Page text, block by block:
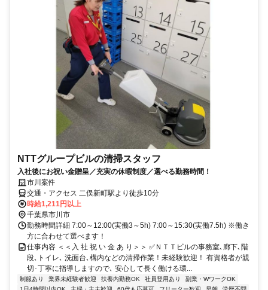
NTTグループビルの清掃スタッフ
入社後にお祝い金贈呈／充実の休暇制度／選べる勤務時間！
市川案件
交通・アクセス 二俣新町駅より徒歩10分
時給1,211円以上
千葉県市川市
勤務時間詳細 7:00～12:00(実働3～5h) 7:00～15:30(実働7.5h) ※働き
方に合わせて選べます！
仕事内容 ＜＜入 社 祝 い 金 あ り＞＞ ✅ＮＴＴビルの事務室､廊下､階
段､トイレ､ 洗面台､構内などの清掃作業！未経験歓迎！ 有資格者が親
切･丁寧に指導しますので､ 安心して長く働ける環...
制服あり 業界未経験者歓迎 扶養内勤務OK 社員登用あり
副業・WワークOK